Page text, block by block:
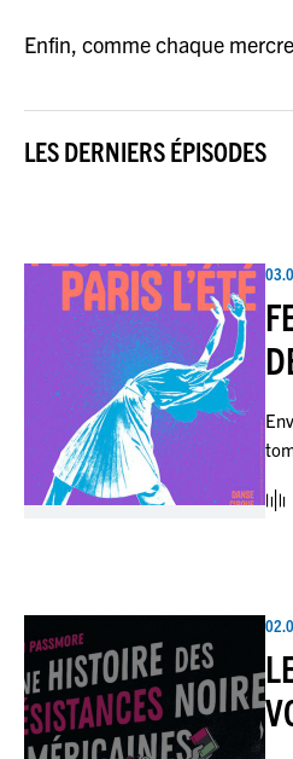
Enfin, comme chaque
LES DERNIERS ÉPISODES